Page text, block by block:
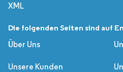
XML
Die folgenden Seiten sind auf
Über Uns
Unsere Kunden